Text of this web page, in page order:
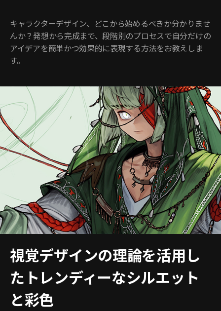
キャラクターデザイン、どこから始めるべきか分かりませ
んか？発想から完成まで、段階別のプロセスで自分だけの
アイデアを簡単かつ効果的に表現する方法をお教えしま
す。
視覚デザインの理論を活用し
たトレンディーなシルエット
と彩色